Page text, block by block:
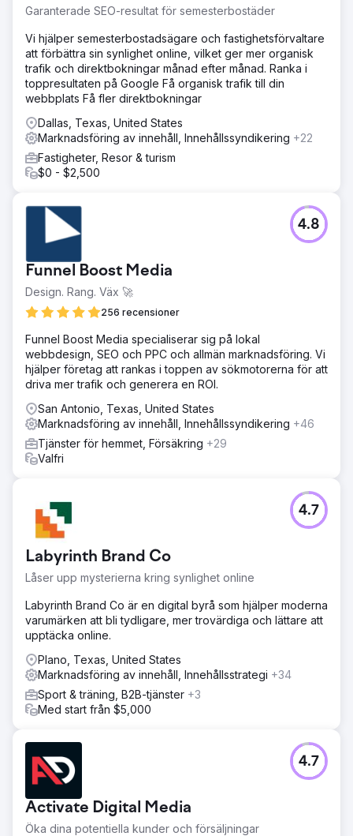
Lösning
Webbplatsen var optimerad för hastighet och
konverteringar. Innehåll och Googles företagsprofiler
optimerades, tillsammans med lokala hänvisningar. Vi
anställde på pågående länkbyggande kampanj för att
skaffa relevanta placeringar för att driva dominerande
ranking i kartor och organisk sökning.
Resultat
Affärerna ökade med 177 % från den förbättrade
synligheten i kartor och organisk sökning. De
expanderade också till flera platser runt centrala Texas.
Garanterade SEO-resultat för semesterbostäder
Vi hjälper semesterbostadsägare och fastighetsförvaltare
att förbättra sin synlighet online, vilket ger mer organisk
trafik och direktbokningar månad efter månad. Ranka i
toppresultaten på Google Få organisk trafik till din
webbplats Få fler direktbokningar
Dallas, Texas, United States
Marknadsföring av innehåll, Innehållssyndikering +22
Fastigheter, Resor & turism
$0 - $2,500
Funnel Boost Media
Design. Rang. Väx 🚀
256 recensioner
4.8
Funnel Boost Media specialiserar sig på lokal
webbdesign, SEO och PPC och allmän marknadsföring. Vi
hjälper företag att rankas i toppen av sökmotorerna för att
driva mer trafik och generera en ROI.
San Antonio, Texas, United States
Marknadsföring av innehåll, Innehållssyndikering +46
Tjänster för hemmet, Försäkring +29
Valfri
Labyrinth Brand Co
Låser upp mysterierna kring synlighet online
4.7
Labyrinth Brand Co är en digital byrå som hjälper moderna
varumärken att bli tydligare, mer trovärdiga och lättare att
upptäcka online.
Plano, Texas, United States
Marknadsföring av innehåll, Innehållsstrategi +34
Sport & träning, B2B-tjänster +3
Med start från $5,000
Activate Digital Media
Öka dina potentiella kunder och försäljningar
4.7